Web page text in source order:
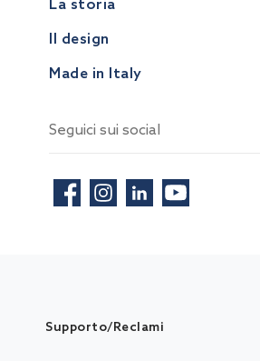
La storia
Il design
Made in Italy
Seguici sui social
Supporto/Reclami